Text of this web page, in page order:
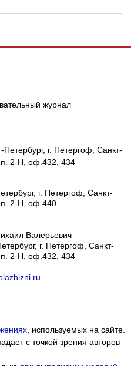
журнал
г. Петергоф, Санкт-
2-Н, оф.432, 434
г. Петергоф, Санкт-
2-Н, оф.440
Валерьевич
г. Петергоф, Санкт-
2-Н, оф.432, 434
, используемых на сайте.
с точкой зрения авторов